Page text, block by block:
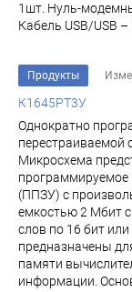
1шт. Нуль-
Кабель USB/USB –
Продукты
К1645РТ3У
Однократно
перестраиваемой
Микросхема
программируемое
(ППЗУ) с
емкостью 2 Мбит
слов по 16 бит
предназначены
памя­ти
информации.